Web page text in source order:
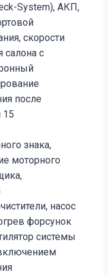
System), АКП,
скорости
с
после
15
знака,
моторного
насос
форсунок
системы